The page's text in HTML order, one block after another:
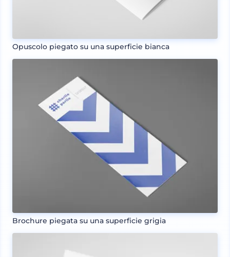
Opuscolo piegato su una superficie bianca
Brochure piegata su una superficie grigia